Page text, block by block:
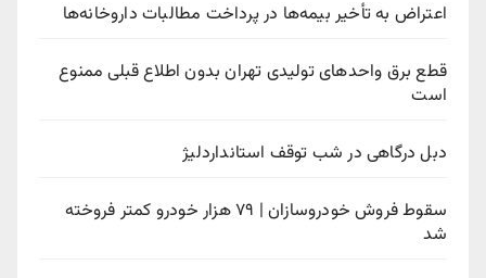
اعتراض به تأخیر بیمه‌ها در پرداخت مطالبات داروخانه‌ها
قطع برق واحدهای تولیدی تهران بدون اطلاع قبلی ممنوع
است
دبل درگاهی در شب توقف استانداردلیژ
سقوط فروش خودروسازان | ۷۹ هزار خودرو کمتر فروخته
شد